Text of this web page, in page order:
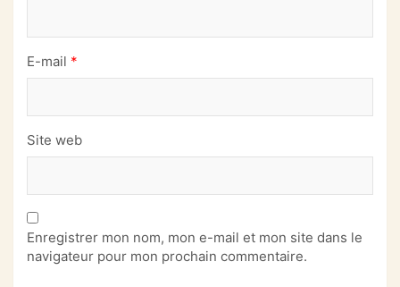
E-mail *
Site web
Enregistrer mon nom, mon e-mail et mon site dans le
navigateur pour mon prochain commentaire.